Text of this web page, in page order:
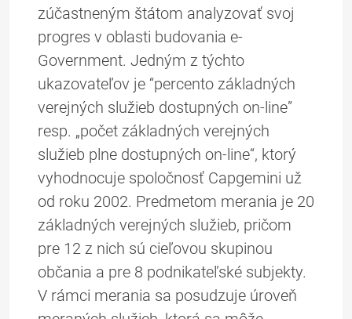
zúčastneným štátom analyzovať svoj
progres v oblasti budovania e-
Government. Jedným z týchto
ukazovateľov je “percento základných
verejných služieb dostupných on-line”
resp. „počet základných verejných
služieb plne dostupných on-line“, ktorý
vyhodnocuje spoločnosť Capgemini už
od roku 2002. Predmetom merania je 20
základných verejných služieb, pričom
pre 12 z nich sú cieľovou skupinou
občania a pre 8 podnikateľské subjekty.
V rámci merania sa posudzuje úroveň